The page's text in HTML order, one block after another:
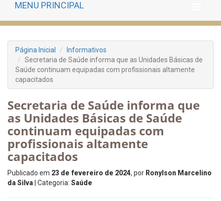
MENU PRINCIPAL
Página Inicial
Informativos
Secretaria de Saúde informa que as Unidades Básicas de
Saúde continuam equipadas com profissionais altamente
capacitados
Secretaria de Saúde informa que
as Unidades Básicas de Saúde
continuam equipadas com
profissionais altamente
capacitados
Publicado em 23 de fevereiro de 2024, por Ronylson Marcelino
da Silva | Categoria: Saúde